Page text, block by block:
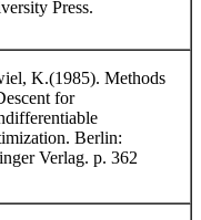
Press.
K.(1985). Methods
for
Berlin:
Verlag. p. 362